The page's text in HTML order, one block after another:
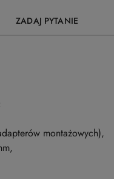
ZADAJ PYTANIE
montażowych),